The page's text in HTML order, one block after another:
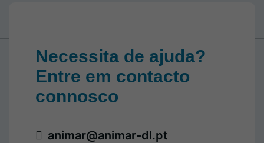
Necessita de ajuda?
Entre em contacto
connosco
animar@animar-dl.pt